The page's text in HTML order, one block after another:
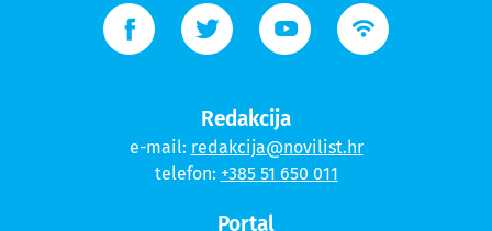
Redakcija
e-mail: redakcija@novilist.hr
telefon: +385 51 650 011
Portal